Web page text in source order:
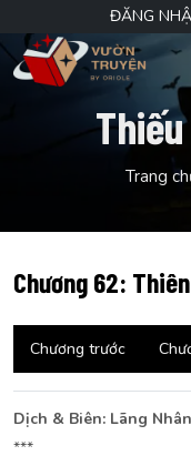
ĐĂNG
Trang
Chương 62:
Chương trước
Dịch & Biên: Lãng
***